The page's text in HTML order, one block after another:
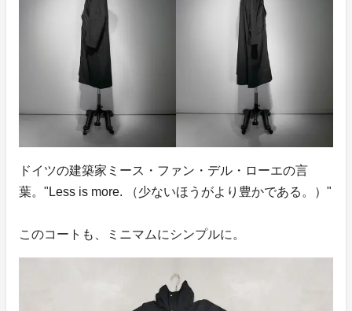
ドイツの建築家ミース・ファン・デル・ローエの言
葉。"Less is more. （少ないほうがより豊かである。）"
このコートも、ミニマムにシンプルに。